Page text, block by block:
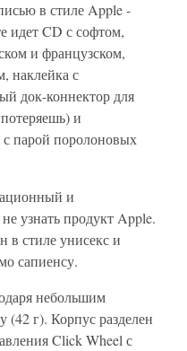
в стиле Apple -
идет CD с софтом,
и французском,
наклейка с
док-коннектор для
и
парой поролоновых
и
узнать продукт Apple.
в стиле унисекс и
сапиенсу.
небольшим
(42 г). Корпус разделен
Click Wheel с